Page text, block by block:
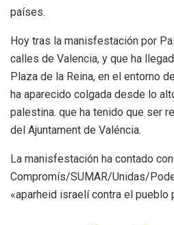
países.
Hoy tras la manisfestación por
calles de Valencia, y que ha
Plaza de la Reina, en el entorno
ha aparecido colgada desde lo
palestina. que ha tenido que ser
del Ajuntament de Valéncia.
La manisfestación ha contado
Compromís/SUMAR/Unidas/
«aparheid israelí contra el pueblo